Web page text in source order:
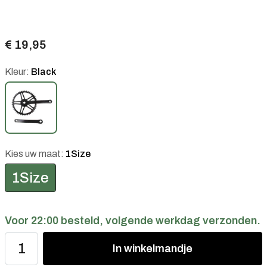
€ 19,95
Kleur: Black
Kies uw maat: 1Size
1Size
Voor 22:00 besteld, volgende werkdag verzonden.
In winkelmandje